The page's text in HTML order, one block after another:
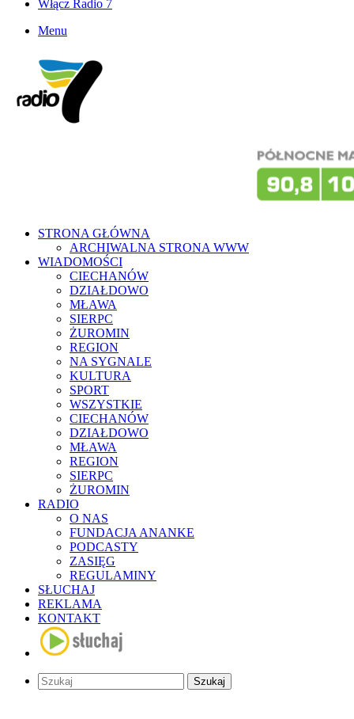
Włącz Radio 7
Menu
STRONA GŁÓWNA
ARCHIWALNA STRONA WWW
WIADOMOŚCI
CIECHANÓW
DZIAŁDOWO
MŁAWA
SIERPC
ŻUROMIN
REGION
NA SYGNALE
KULTURA
SPORT
WSZYSTKIE
CIECHANÓW
DZIAŁDOWO
MŁAWA
REGION
SIERPC
ŻUROMIN
RADIO
O NAS
FUNDACJA ANANKE
PODCASTY
ZASIĘG
REGULAMINY
SŁUCHAJ
REKLAMA
KONTAKT
Szukaj